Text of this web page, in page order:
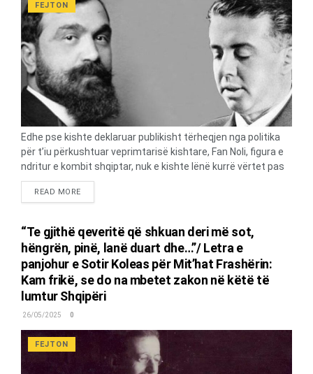
edukatës që rrezatonte, por...
FEJTON
Edhe pse kishte deklaruar publikisht tërheqjen nga politika
për t’iu përkushtuar veprimtarisë kishtare, Fan Noli, figura e
ndritur e kombit shqiptar, nuk e kishte lënë kurrë vërtet pas
dore angazhimin në çështjet madhore të atdheut. Kjo
vërtetohet qartë përmes një letërkëmbimi të rrallë mes tij
1947, botuar së fundmi në veprën monumentale
“Letërkëmbimi i Fan Nolit”, përgatitur nga studiuesi Nasho
Jorgaqi dhe botuar nga “Erik”. Në këto 544 letra të
dokumentuara, Noli shfaqet si një ndërmjetës i palodhur
mes Shqipërisë dhe Shteteve të Bashkuara të Amerikës,
duke lobuar për anëtarësimin e Shqipërisë në Kombet e
Bashkuara (UNO), për vendosjen e marrëdhënieve
diplomatike me SHBA-në, dhe për neutralizimin e
propagandës greke lidhur me...
READ MOREDETAILS
“Te gjithë qeveritë që shkuan deri më sot,
hëngrën, pinë, lanë duart dhe…”/ Letra e
panjohur e Sotir Koleas për Mit’hat Frashërin:
Kam frikë, se do na mbetet zakon në këtë të
lumtur Shqipëri
26/05/2025 0
FEJTON